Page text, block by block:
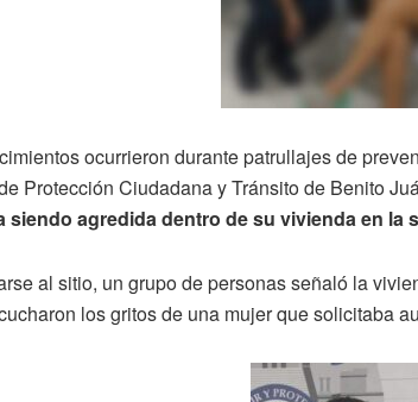
ocurrieron durante patrullajes de
Protección Ciudadana y Tránsito de Benito
siendo agredida dentro de su vivienda en la
al sitio, un grupo de personas señaló la
los gritos de una mujer que solicitaba